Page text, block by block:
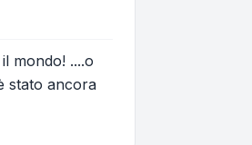
mondo! ....o
stato ancora